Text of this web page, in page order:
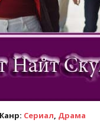
Сериал, Драма